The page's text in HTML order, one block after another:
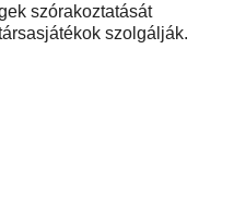
szórakoztatását
szolgálják.